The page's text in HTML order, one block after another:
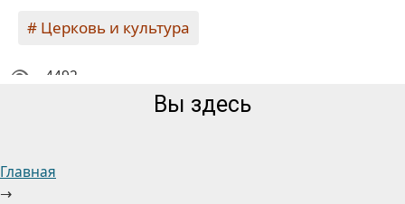
Церковь и культура
4492
Вы здесь
Главная
→